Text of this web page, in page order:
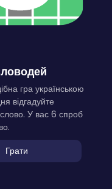
гра українською
відгадуйте
У вас 6 спроб
Грати